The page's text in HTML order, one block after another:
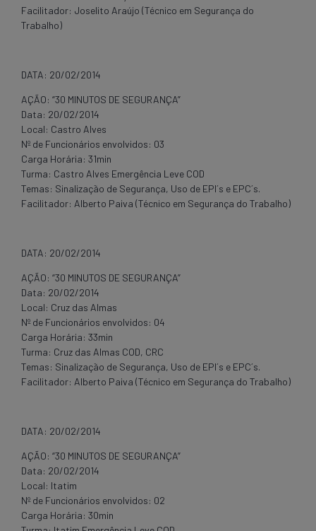
Facilitador: Joselito Araújo (Técnico em Segurança do
Trabalho)
DATA: 20/02/2014
AÇÃO: “30 MINUTOS DE SEGURANÇA”
Data: 20/02/2014
Local: Castro Alves
Nº de Funcionários envolvidos: 03
Carga Horária: 31min
Turma: Castro Alves Emergência Leve COD
Temas: Sinalização de Segurança, Uso de EPI´s e EPC´s.
Facilitador: Alberto Paiva (Técnico em Segurança do Trabalho)
DATA: 20/02/2014
AÇÃO: “30 MINUTOS DE SEGURANÇA”
Data: 20/02/2014
Local: Cruz das Almas
Nº de Funcionários envolvidos: 04
Carga Horária: 33min
Turma: Cruz das Almas COD, CRC
Temas: Sinalização de Segurança, Uso de EPI´s e EPC´s.
Facilitador: Alberto Paiva (Técnico em Segurança do Trabalho)
DATA: 20/02/2014
AÇÃO: “30 MINUTOS DE SEGURANÇA”
Data: 20/02/2014
Local: Itatim
Nº de Funcionários envolvidos: 02
Carga Horária: 30min